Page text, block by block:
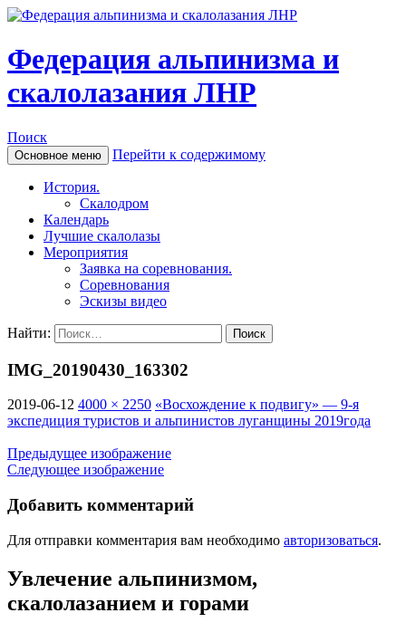
Федерация альпинизма и
скалолазания ЛНР
Поиск
Основное меню Перейти к содержимому
История.
Скалодром
Календарь
Лучшие скалолазы
Мероприятия
Заявка на соревнования.
Соревнования
Эскизы видео
Найти:
IMG_20190430_163302
2019-06-12 4000 × 2250 «Восхождение к подвигу» — 9-я
экспедиция туристов и альпинистов луганщины 2019года
Предыдущее изображение
Следующее изображение
Добавить комментарий
Для отправки комментария вам необходимо авторизоваться.
Увлечение альпинизмом,
скалолазанием и горами